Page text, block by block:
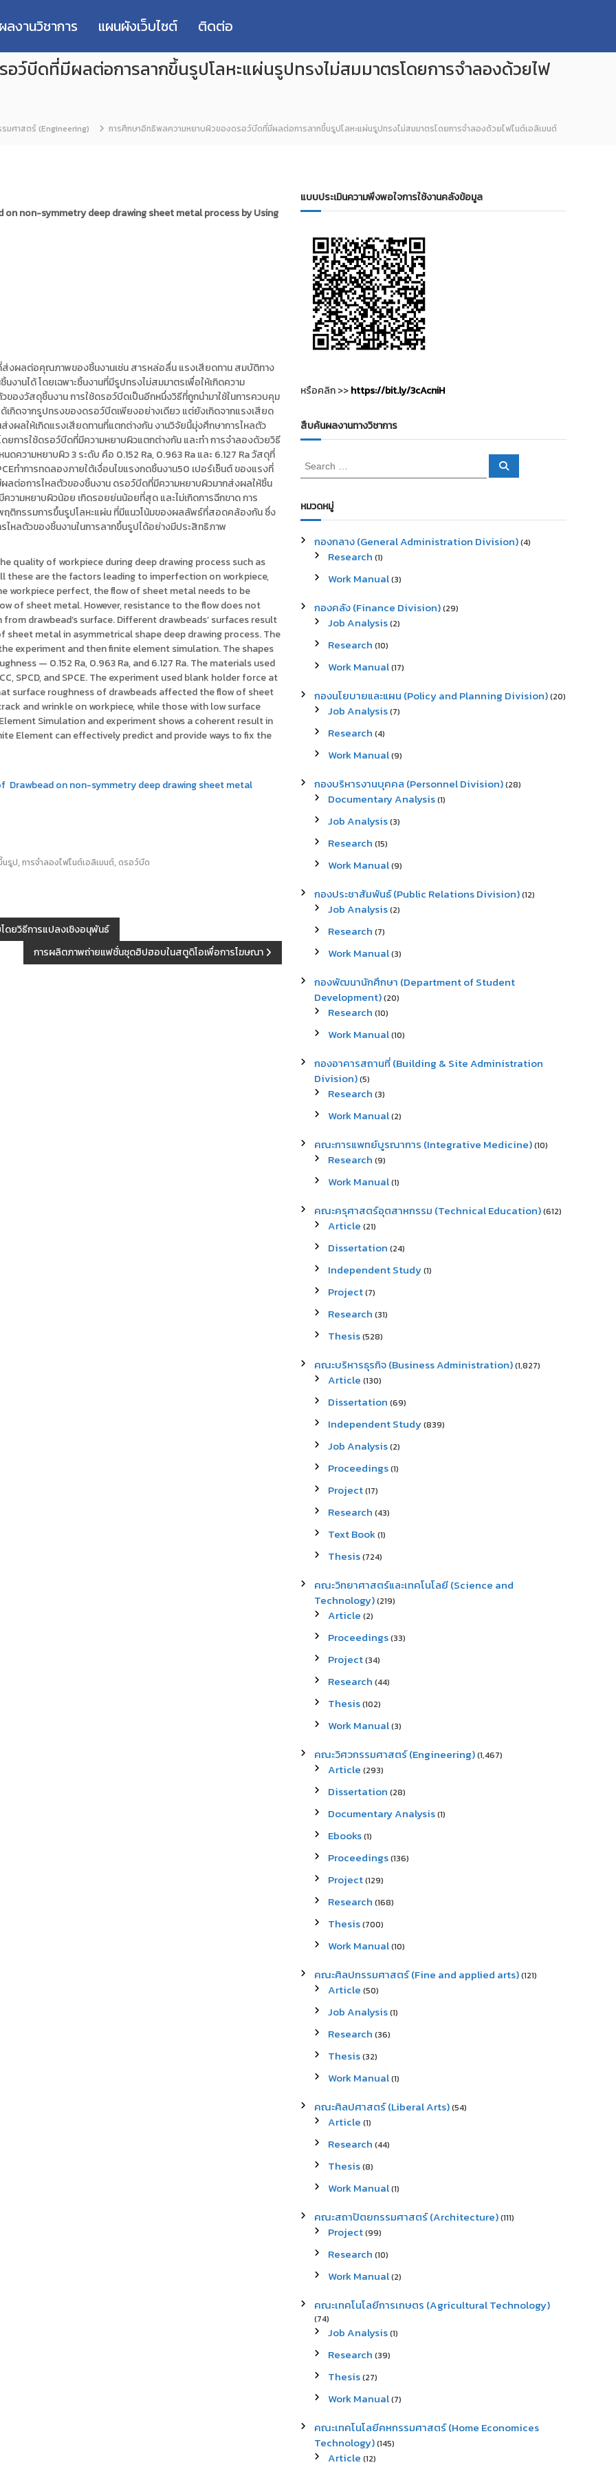
ลงานวิชาการ แผนผังเว็บไซต์ ติดต่อ
ว์บีดที่มีผลต่อการลากขึ้นรูปโลหะแผ่นรูปทรงไม่สมมาตรโดยการจำลองด้วยไฟ
มศาสตร์ (Engineering) การศึกษาอิทธิพลความหยาบผิวของดรอว์บีดที่มีผลต่อการลากขึ้นรูปโลหะแผ่นรูปทรงไม่สมมาตรโดยการจำลองด้วยไฟไนต์เอลิเมนต์
non-symmetry deep drawing sheet metal process by Using
งผลต่อคุณภาพของชิ้นงานเช่น สารหล่อลื่น แรงเสียดทาน สมบัติทาง
านได้ โดยเฉพาะชิ้นงานที่มีรูปทรงไม่สมมาตรเพื่อให้เกิดความ
งวัสดุชิ้นงาน การใช้ดรอว์บีดเป็นอีกหนึ่งวิธีที่ถูกนำมาใช้ในการควบคุม
เกิดจากรูปทรงของดรอว์บีดเพียงอย่างเดียว แต่ยังเกิดจากแรงเสียด
ลให้เกิดแรงเสียดทานที่แตกต่างกัน งานวิจัยนี้มุ่งศึกษาการไหลตัว
ยการใช้ดรอว์บีดที่มีความหยาบผิวแตกต่างกัน และทำ การจำลองด้วยวิธี
ความหยาบผิว 3 ระดับ คือ 0.152 Ra, 0.963 Ra และ 6.127 Ra วัสดุที่
ทำการทดลองภายใต้เงื่อนไขแรงกดชิ้นงาน50 เปอร์เซ็นต์ ของแรงที่
ต่อการไหลตัวของชิ้นงาน ดรอว์บีดที่มีความหยาบผิวมากส่งผลให้ชิ้น
วามหยาบผิวน้อย เกิดรอยย่นน้อยที่สุด และไม่เกิดการฉีกขาด การ
ฤติกรรมการขึ้นรูปโลหะแผ่น ที่มีแนวโน้มของผลลัพธ์ที่สอดคล้องกัน ซึ่ง
ไหลตัวของชิ้นงานในการลากขึ้นรูปได้อย่างมีประสิทธิภาพ
quality of workpiece during deep drawing process such as
these are the factors leading to imperfection on workpiece,
workpiece perfect, the flow of sheet metal needs to be
of sheet metal. However, resistance to the flow does not
drawbead’s surface. Different drawbeads’ surfaces result
metal in asymmetrical shape deep drawing process. The
experiment and then finite element simulation. The shapes
— 0.152 Ra, 0.963 Ra, and 6.127 Ra. The materials used
SPCD, and SPCE. The experiment used blank holder force at
surface roughness of drawbeads affected the flow of sheet
and wrinkle on workpiece, while those with low surface
Simulation and experiment shows a coherent result in
Element can effectively predict and provide ways to fix the
on non-symmetry deep drawing sheet metal
นรูป,การจำลองไฟไนต์เอลิเมนต์,ดรอว์บีด
ดยวิธีการแปลงเชิงอนุพันธ์
การผลิตภาพถ่ายแฟชั่นชุดฮิปฮอบในสตูดิโอเพื่อการโฆษณา
แบบประเมินความพึงพอใจการใช้งานคลังข้อมูล
หรือคลิก >>https://bit.ly/3cAcniH
สืบค้นผลงานทางวิชาการ
S
e
r
c
f
S
หมวดหมู่
กองกลาง (General Administration Division)(4)
Research (1)
Work Manual(3)
กองคลัง (Finance Division)(29)
Job Analysis(2)
Research (10)
Work Manual(17)
กองนโยบายและแผน (Policy and Planning Division)(20)
Job Analysis(7)
Research (4)
Work Manual(9)
กองบริหารงานบุคคล (Personnel Division)(28)
Documentary Analysis(1)
Job Analysis(3)
Research (15)
Work Manual(9)
กองประชาสัมพันธ์ (Public Relations Division)(12)
Job Analysis(2)
Research (7)
Work Manual(3)
กองพัฒนานักศึกษา (Department of Student
Development)(20)
Research (10)
Work Manual(10)
กองอาคารสถานที่ (Building & Site Administration
Division)(5)
Research (3)
Work Manual(2)
คณะการแพทย์บูรณาการ (Integrative Medicine)(10)
Research (9)
Work Manual(1)
คณะครุศาสตร์อุตสาหกรรม (Technical Education)(612)
Article (21)
Dissertation (24)
Independent Study(1)
Project(7)
Research (31)
Thesis(528)
คณะบริหารธุรกิจ (Business Administration)(1,827)
Article (130)
Dissertation (69)
Independent Study(839)
Job Analysis(2)
Proceedings(1)
Project(17)
Research (43)
Text Book(1)
Thesis(724)
คณะวิทยาศาสตร์และเทคโนโลยี (Science and
Technology)(219)
Article (2)
Proceedings(33)
Project(34)
Research (44)
Thesis(102)
Work Manual(3)
คณะวิศวกรรมศาสตร์ (Engineering)(1,467)
Article (293)
Dissertation (28)
Documentary Analysis(1)
Ebooks(1)
Proceedings(136)
Project(129)
Research (168)
Thesis(700)
Work Manual(10)
คณะศิลปกรรมศาสตร์ (Fine and applied arts)(121)
Article (50)
Job Analysis(1)
Research (36)
Thesis(32)
Work Manual(1)
คณะศิลปศาสตร์ (Liberal Arts)(54)
Article (1)
Research (44)
Thesis(8)
Work Manual(1)
คณะสถาปัตยกรรมศาสตร์ (Architecture)(111)
Project(99)
Research (10)
Work Manual(2)
คณะเทคโนโลยีการเกษตร (Agricultural Technology)
(74)
Job Analysis(1)
Research (39)
Thesis(27)
Work Manual(7)
คณะเทคโนโลยีคหกรรมศาสตร์ (Home Economices
Technology)(145)
Article (12)